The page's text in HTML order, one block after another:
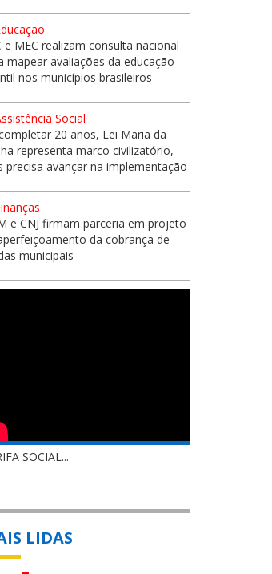
e MEC realizam consulta nacional
mapear avaliações da educação
nos municípios brasileiros
Social
20 anos, Lei Maria da
representa marco civilizatório,
precisa avançar na implementação
e CNJ firmam parceria em projeto
da cobrança de
municipais
SOCIAL...
LIDAS